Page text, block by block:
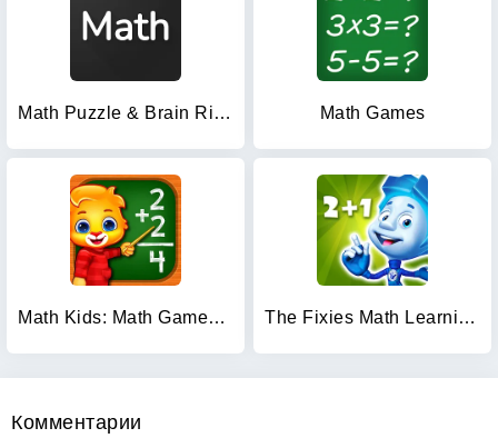
Math Puzzle & Brain Riddles Math Games
Math Kids: Math Games For Kids The Fixies Math Learning Games
Комментарии